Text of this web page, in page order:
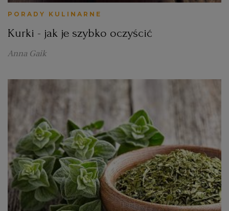
PORADY KULINARNE
Kurki - jak je szybko oczyścić
Anna Gaik